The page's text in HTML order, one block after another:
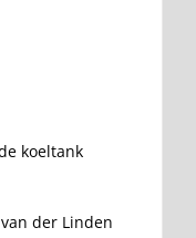
koeltank
der Linden